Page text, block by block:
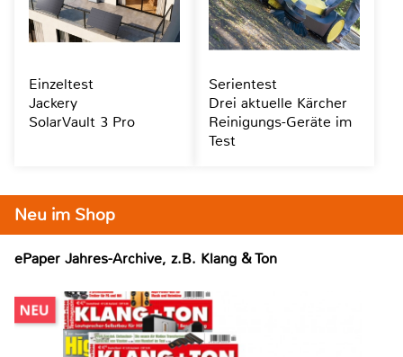
Neu im Shop
ePaper Jahres-Archive, z.B. Klang & Ton
Einzeltest
Jackery
SolarVault 3 Pro
Serientest
Drei aktuelle Kärcher
Reinigungs-Geräte im
Test